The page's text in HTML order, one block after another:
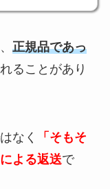
正規品であっ
ることがあり
なく
「そもそ
よる返送で